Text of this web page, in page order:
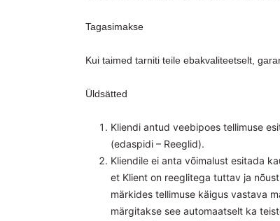
Tagasimakse
Kui taimed tarniti teile ebakvaliteetselt,
Üldsätted
Kliendi antud veebipoes tellimuse
(edaspidi – Reeglid).
Kliendile ei anta võimalust esitada
et Klient on reeglitega tuttav ja
märkides tellimuse käigus vastava
märgitakse see automaatselt ka